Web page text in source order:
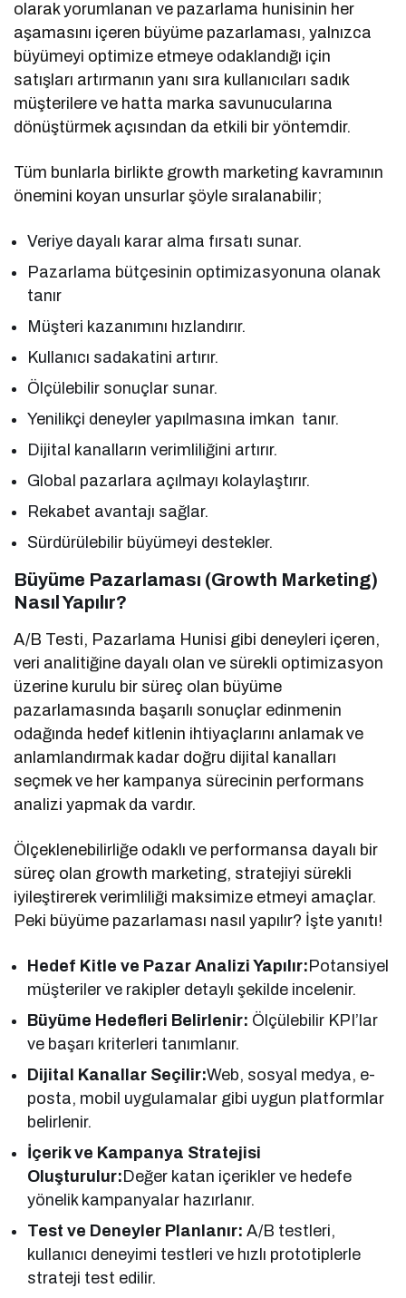
olarak yorumlanan ve pazarlama hunisinin her
aşamasını içeren büyüme pazarlaması, yalnızca
büyümeyi optimize etmeye odaklandığı için
satışları artırmanın yanı sıra kullanıcıları sadık
müşterilere ve hatta marka savunucularına
dönüştürmek açısından da etkili bir yöntemdir.
Tüm bunlarla birlikte growth marketing kavramının
önemini koyan unsurlar şöyle sıralanabilir;
Veriye dayalı karar alma fırsatı sunar.
Pazarlama bütçesinin optimizasyonuna olanak
tanır
Müşteri kazanımını hızlandırır.
Kullanıcı sadakatini artırır.
Ölçülebilir sonuçlar sunar.
Yenilikçi deneyler yapılmasına imkan tanır.
Dijital kanalların verimliliğini artırır.
Global pazarlara açılmayı kolaylaştırır.
Rekabet avantajı sağlar.
Sürdürülebilir büyümeyi destekler.
Büyüme Pazarlaması (Growth Marketing)
Nasıl Yapılır?
A/B Testi, Pazarlama Hunisi gibi deneyleri içeren,
veri analitiğine dayalı olan ve sürekli optimizasyon
üzerine kurulu bir süreç olan büyüme
pazarlamasında başarılı sonuçlar edinmenin
odağında hedef kitlenin ihtiyaçlarını anlamak ve
anlamlandırmak kadar doğru dijital kanalları
seçmek ve her kampanya sürecinin performans
analizi yapmak da vardır.
Ölçeklenebilirliğe odaklı ve performansa dayalı bir
süreç olan growth marketing, stratejiyi sürekli
iyileştirerek verimliliği maksimize etmeyi amaçlar.
Peki büyüme pazarlaması nasıl yapılır? İşte yanıtı!
Hedef Kitle ve Pazar Analizi Yapılır:Potansiyel
müşteriler ve rakipler detaylı şekilde incelenir.
Büyüme Hedefleri Belirlenir: Ölçülebilir KPI’lar
ve başarı kriterleri tanımlanır.
Dijital Kanallar Seçilir:Web, sosyal medya, e-
posta, mobil uygulamalar gibi uygun platformlar
belirlenir.
İçerik ve Kampanya Stratejisi
Oluşturulur:Değer katan içerikler ve hedefe
yönelik kampanyalar hazırlanır.
Test ve Deneyler Planlanır:A/B testleri,
kullanıcı deneyimi testleri ve hızlı prototiplerle
strateji test edilir.